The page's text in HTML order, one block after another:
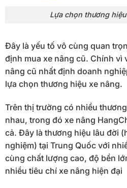
Lựa chọn thương
Đây là yếu tố vô cùng quan
định mua xe nâng cũ. Chính vì
nâng cũ nhất định doanh
lựa chọn thương hiệu xe nâng.
Trên thị trường có nhiều
nhau, trong đó xe nâng
cả. Đây là thương hiệu lâu đời
nghiệm) tại Trung Quốc với
cùng chất lượng cao, độ bền
nhiều tiêu chí xe nâng hiện đại